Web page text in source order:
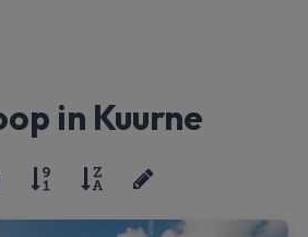
in Kuurne